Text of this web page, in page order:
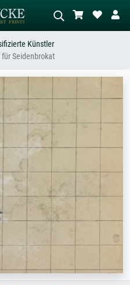
Wiese, Abstrakt mit viel Rot, Dunkles
Ölgemälde, Stehender Akt neben einem
Künstler
für Seidenbrokat